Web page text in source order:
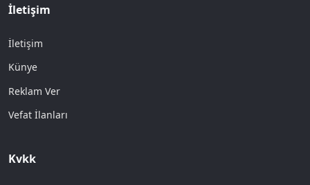
İletişim
İletişim
Künye
Reklam Ver
Vefat İlanları
Kvkk